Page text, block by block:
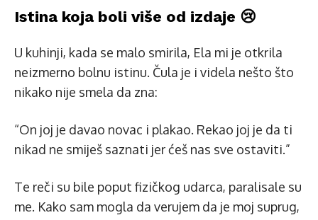
Istina koja boli više od izdaje 😢
U kuhinji, kada se malo smirila, Ela mi je otkrila
neizmerno bolnu istinu. Čula je i videla nešto što
nikako nije smela da zna:
“On joj je davao novac i plakao. Rekao joj je da ti
nikad ne smiješ saznati jer ćeš nas sve ostaviti.”
Te reči su bile poput fizičkog udarca, paralisale su
me. Kako sam mogla da verujem da je moj suprug,